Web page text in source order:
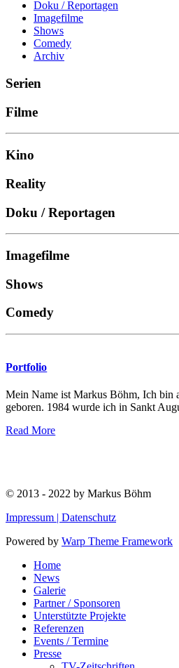
Doku / Reportagen
Imagefilme
Shows
Comedy
Archiv
Serien
Filme
Kino
Reality
Doku / Reportagen
Imagefilme
Shows
Comedy
Portfolio
Mein Name ist Markus Böhm, Ich bin
geboren. 1984 wurde ich in Sankt
Read More
© 2013 - 2022 by Markus Böhm
Impressum | Datenschutz
Powered by Warp Theme Framework
Home
News
Galerie
Partner / Sponsoren
Unterstützte Projekte
Referenzen
Events / Termine
Presse